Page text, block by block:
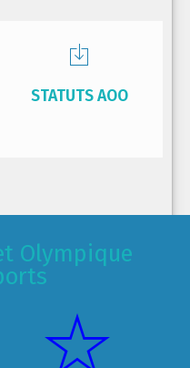
STATUTS AOO
Olympique